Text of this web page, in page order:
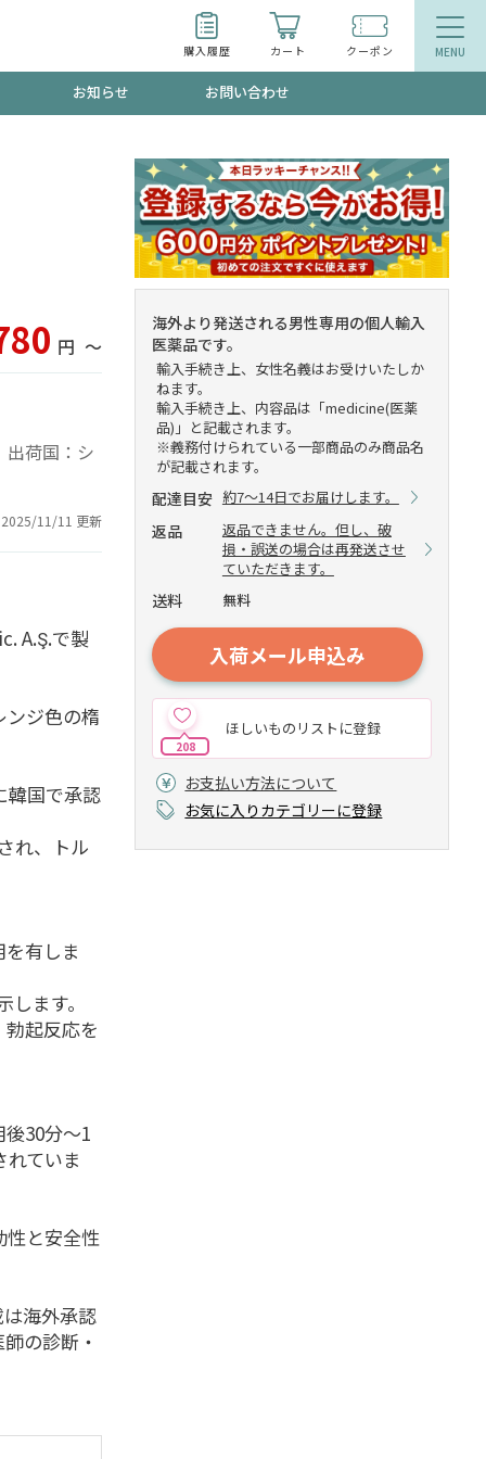
購入履歴 カート クーポン
食品
得なクーポン"3種類"出現中！今月のスト
！今すぐ使えるクーポンプレゼント中！！
集！限定クーポンも不定期配信
お知らせ お問い合わせ
円 〜
荷国：シ
2025/11/11 更新
A.Ş.で製
ンジ色の楕
韓国で承認
れ、トル
有しま
ます。
起反応を
30分〜1
ていま
性と安全性
海外承認
の診断・
海外より発送される男性専用の個人輸入
医薬品です。
輸入手続き上、女性名義はお受けいたしか
ねます。
輸入手続き上、内容品は「medicine(医薬
品)」と記載されます。
※義務付けられている一部商品のみ商品名
が記載されます。
配達目安 約7～14日でお届けします。
返品
返品できません。但し、破
損・誤送の場合は再発送させ
ていただきます。
送料 無料
入荷メール申込み
ほしいものリストに登録
208
お支払い方法について
お気に入りカテゴリーに登録